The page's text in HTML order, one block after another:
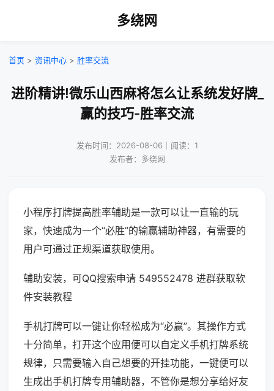
多绕网
首页 > 资讯中心 > 胜率交流
进阶精讲!微乐山西麻将怎么让系统发好牌_
赢的技巧-胜率交流
发布时间：2026-08-06｜阅读：1
发布者：多绕网
小程序打牌提高胜率辅助是一款可以让一直输的玩
家，快速成为一个“必胜”的输赢辅助神器，有需要的
用户可通过正规渠道获取使用。
辅助安装，可QQ搜索申请 549552478 进群获取软
件安装教程
手机打牌可以一键让你轻松成为“必赢”。其操作方式
十分简单，打开这个应用便可以自定义手机打牌系统
规律，只需要输入自己想要的开挂功能，一键便可以
生成出手机打牌专用辅助器，不管你是想分享给好友